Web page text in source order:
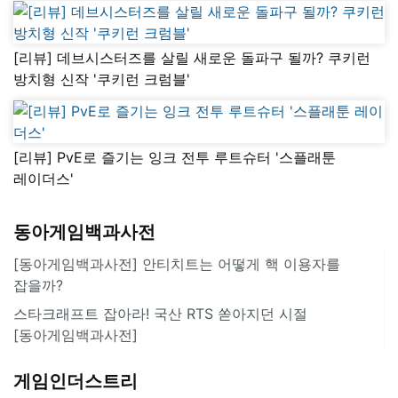
[리뷰] 데브시스터즈를 살릴 새로운 돌파구 될까? 쿠키런
방치형 신작 '쿠키런 크럼블'
[리뷰] PvE로 즐기는 잉크 전투 루트슈터 '스플래툰
레이더스'
동아게임백과사전
[동아게임백과사전] 안티치트는 어떻게 핵 이용자를
잡을까?
스타크래프트 잡아라! 국산 RTS 쏟아지던 시절
[동아게임백과사전]
게임인더스트리